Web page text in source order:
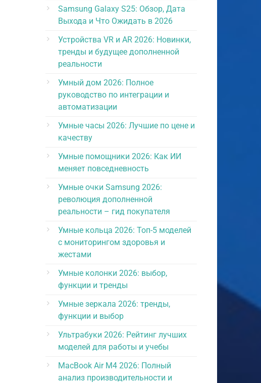
Samsung Galaxy S25: Обзор, Дата
Выхода и Что Ожидать в 2026
Устройства VR и AR 2026: Новинки,
тренды и будущее дополненной
реальности
Умный дом 2026: Полное
руководство по интеграции и
автоматизации
Умные часы 2026: Лучшие по цене и
качеству
Умные помощники 2026: Как ИИ
меняет повседневность
Умные очки Samsung 2026:
революция дополненной
реальности – гид покупателя
Умные кольца 2026: Топ-5 моделей
с мониторингом здоровья и
жестами
Умные колонки 2026: выбор,
функции и тренды
Умные зеркала 2026: тренды,
функции и выбор
Ультрабуки 2026: Рейтинг лучших
моделей для работы и учебы
MacBook Air M4 2026: Полный
анализ производительности и